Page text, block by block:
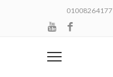
01008264177